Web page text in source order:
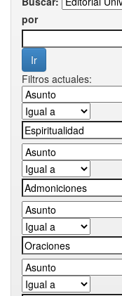
por
Filtros actuales: